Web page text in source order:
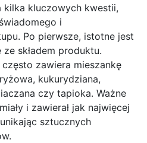
kluczowych kwestii,
i
Po pierwsze, istotne jest
składem produktu.
zawiera mieszankę
kukurydziana,
czy tapioka. Ważne
i zawierał jak najwięcej
sztucznych